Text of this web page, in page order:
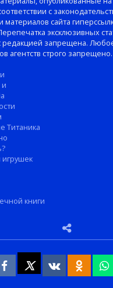
с
материалов сайта
эксклюзивных
редакцией запрещена.
агентств строго запрещено.
и
Титаника
игрушек
книги